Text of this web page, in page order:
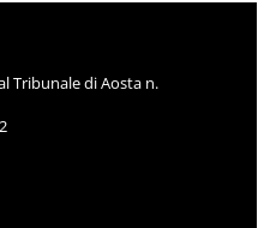
Tribunale di Aosta n.